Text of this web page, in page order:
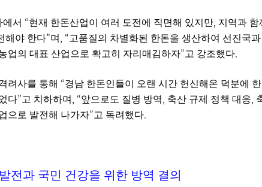
서 “현재 한돈산업이 여러 도전에 직면해 있지만, 지역과 함
해야 한다”며 , “고품질의 차별화된 한돈을 생산하여 선진국
업의 대표 산업으로 확고히 자리매김하자”고 강조했다.
려사를 통해 “경남 한돈인들이 오랜 시간 헌신해온 덕분에
다”고 치하하며 , “앞으로도 질병 방역, 축산 규제 정책 대응,
으로 발전해 나가자”고 독려했다.
전과 국민 건강을 위한 방역 결의